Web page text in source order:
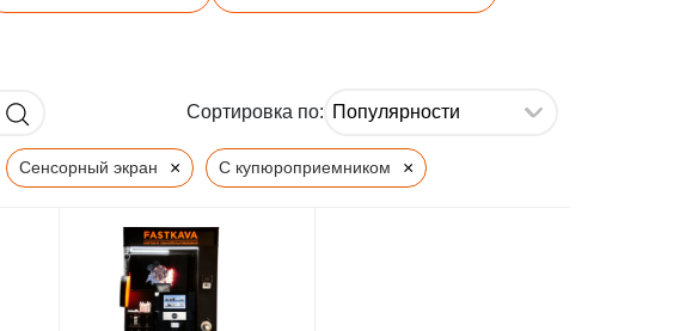
Сортировка по:
Сенсорный экран × С купюроприемником ×